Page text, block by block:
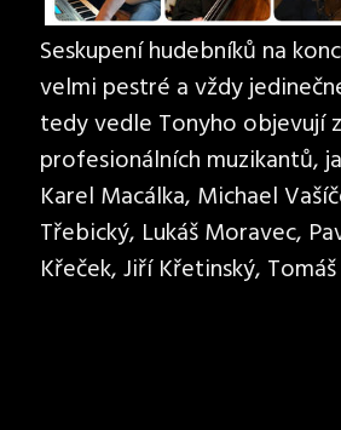
Seskupení hudebníků na
velmi pestré a vždy
tedy vedle Tonyho objevují
profesionálních muzikantů,
Karel Macálka, Michael
Třebický, Lukáš Moravec,
Křeček, Jiří Křetinský,